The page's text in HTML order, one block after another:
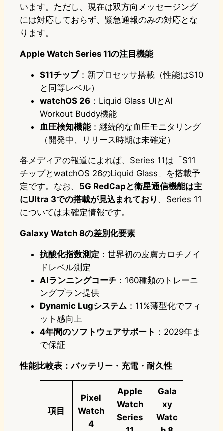
います。ただし、現在は双方向メッセージング
には対応しておらず、緊急通報のみの対応とな
ります。
Apple Watch Series 11の注目機能
S11チップ：新プロセッサ搭載（性能はS10
と同等レベル）
watchOS 26 ：Liquid Glass UIとAI
Workout Buddy機能
血圧検知機能：継続的な血圧モニタリング
（開発中、リリース時期は未確定）
各メディアの報道によれば、Series 11は「S11
チップとwatchOS 26のLiquid Glass」を搭載予
定です。なお、 5G RedCapと衛星通信機能は主
にUltra 3での搭載が見込まれており 、Series 11
については未確定情報です。
Galaxy Watch 8の差別化要素
抗酸化指数測定 ：世界初の皮膚カロチノイ
ドレベル測定
AIランニングコーチ ：160種類のトレーニ
ングプラン提供
Dynamic Lugシステム ：11%薄型化でフィ
ット感向上
4年間のソフトウェアサポート ：2029年ま
で保証
性能比較表：バッテリー・充電・耐久性
項目
Pixel
Watch
4
Apple
Watch
Series
Gala
xy
Watc